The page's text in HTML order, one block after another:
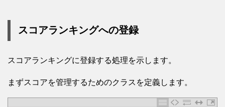
スコアランキングへの登録
スコアランキングに登録する処理を示します。
まずスコアを管理するためのクラスを定義します。